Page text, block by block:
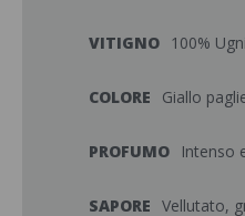
VITIGNO 100%
COLORE Giallo
PROFUMO Intenso
SAPORE Vellutato,